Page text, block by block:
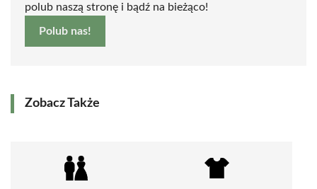
polub naszą stronę i bądź na bieżąco!
Polub nas!
Zobacz Także